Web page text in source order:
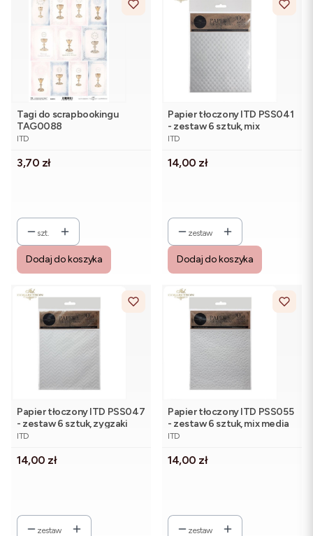
Tagi do scrapbookingu
TAG0088
PRODUCENT
ITD
Cena
3,70 zł
szt.
Dodaj do koszyka
Papier tłoczony ITD PSS041
- zestaw 6 sztuk, mix
wzorów
PRODUCENT
ITD
Cena
14,00 zł
zestaw
Dodaj do koszyka
Papier tłoczony ITD PSS047
- zestaw 6 sztuk, zygzaki
PRODUCENT
ITD
Cena
14,00 zł
zestaw
Papier tłoczony ITD PSS055
- zestaw 6 sztuk, mix media
PRODUCENT
ITD
Cena
14,00 zł
zestaw